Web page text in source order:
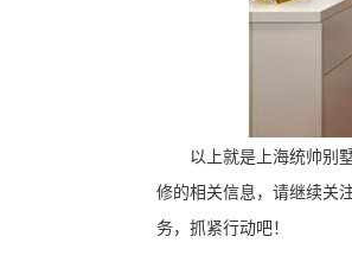
以上就是上海统帅别
修的相关信息，请继续关
务，抓紧行动吧！